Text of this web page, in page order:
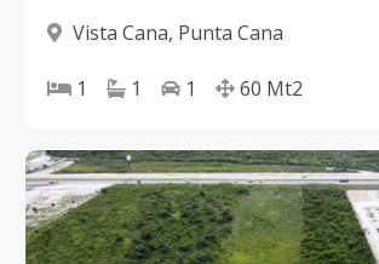
Vista Cana, Punta Cana
1 1 1 60 Mt2